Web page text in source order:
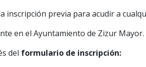
inscripción previa para acudir a
en el Ayuntamiento de Zizur
del formulario de inscripción: